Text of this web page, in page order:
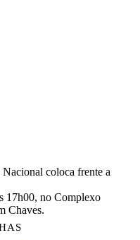
coloca frente a
17h00, no Complexo
Chaves.